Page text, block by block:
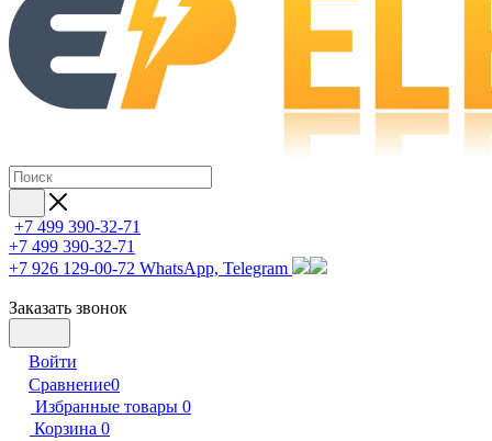
+7 499 390-32-71
+7 499 390-32-71
+7 926 129-00-72 WhatsApp, Telegram
Заказать звонок
Войти
Сравнение0
Избранные товары 0
Корзина 0